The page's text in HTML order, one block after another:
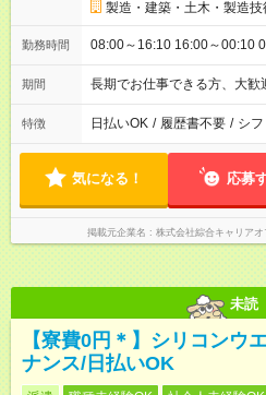
製造・建築・土木・製造技
勤務時間 08:00～16:10 16:00～00:10
期間 長期でお仕事できる方、大歓
特徴 日払いOK / 履歴書不要 / シ
気になる！ 応募
掲載元企業名 株式会社綜合キャリア
未読
【寮費0円＊】シリコンウ
ナンス/日払いOK